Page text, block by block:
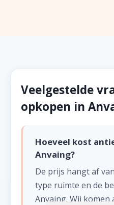
Veelgestelde
opkopen in
Hoeveel kost
Anvaing?
De prijs hangt af
type ruimte en de
Anvaing. Wij